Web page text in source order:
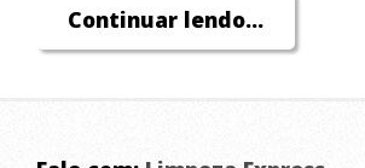
ENTRE EM CONTATO,
Continuar lendo...